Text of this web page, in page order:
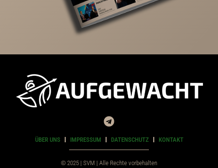
ÜBER UNS IMPRESSUM DATENSCHUTZ KONTAKT
© 2025 | SVM | Alle Rechte vorbehalten